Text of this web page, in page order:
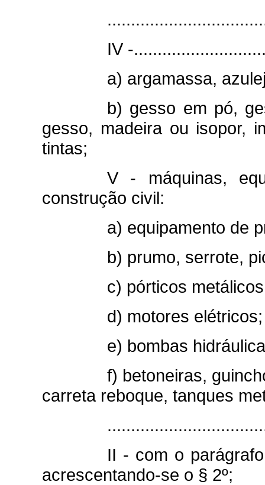
IV -
a) argamassa,
b) gesso em pó,
gesso, madeira ou isopor,
tintas;
V - máquinas,
construção civil:
a) equipamento de
b) prumo, serrote,
c) pórticos
d) motores elétricos;
e) bombas
f) betoneiras,
carreta reboque, tanques
II - com o
acrescentando-se o § 2º;